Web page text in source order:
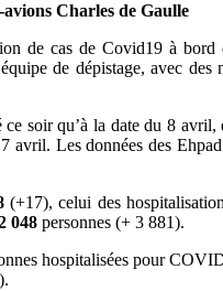
Charles de Gaulle
de cas de Covid19 à
de dépistage, avec
soir qu’à la date du 8 avril,
avril. Les données des
(+17), celui des
048 personnes (+ 3 881).
hospitalisées pour